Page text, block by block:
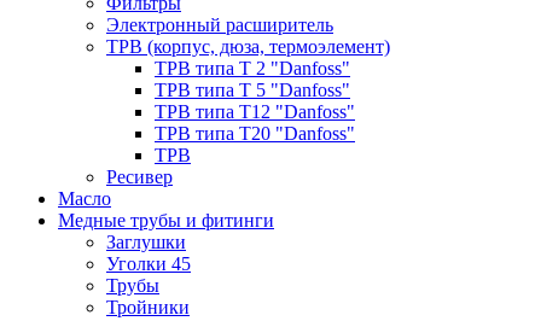
Электронный расширитель
ТРВ (корпус, дюза, термоэлемент)
ТРВ типа Т 2 "Danfoss"
ТРВ типа Т 5 "Danfoss"
ТРВ типа Т12 "Danfoss"
ТРВ типа Т20 "Danfoss"
ТРВ
Ресивер
Масло
Медные трубы и фитинги
Заглушки
Уголки 45
Трубы
Тройники